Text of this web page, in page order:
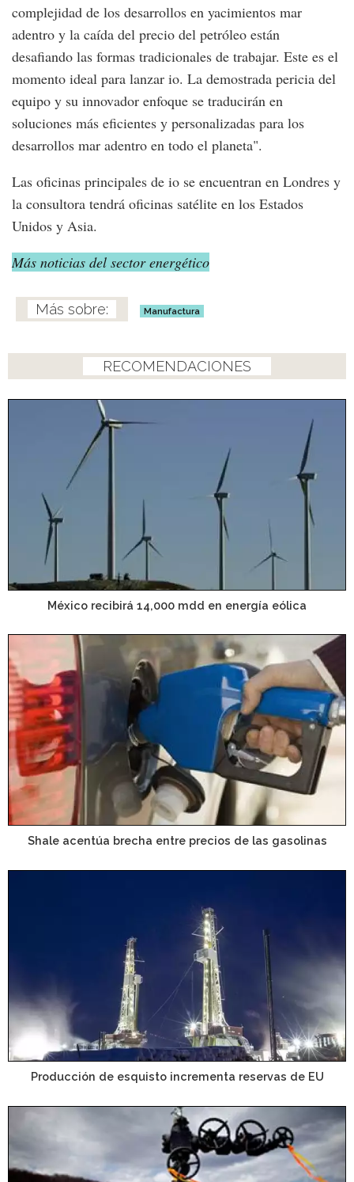
complejidad de los desarrollos en yacimientos mar
adentro y la caída del precio del petróleo están
desafiando las formas tradicionales de trabajar. Este es el
momento ideal para lanzar io. La demostrada pericia del
equipo y su innovador enfoque se traducirán en
soluciones más eficientes y personalizadas para los
desarrollos mar adentro en todo el planeta".
Las oficinas principales de io se encuentran en Londres y
la consultora tendrá oficinas satélite en los Estados
Unidos y Asia.
Más noticias del sector energético
Manufactura
RECOMENDACIONES
México recibirá 14,000 mdd en energía eólica
Shale acentúa brecha entre precios de las gasolinas
Producción de esquisto incrementa reservas de EU